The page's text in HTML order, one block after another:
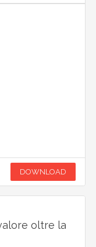
DOWNLOAD
oltre la